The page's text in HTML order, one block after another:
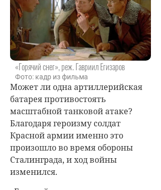
«Горячий снег», реж. Гавриил Егизаров
Фото: кадр из фильма
Может ли одна артиллерийская
батарея противостоять
масштабной танковой атаке?
Благодаря героизму солдат
Красной армии именно это
произошло во время обороны
Сталинграда, и ход войны
изменился.